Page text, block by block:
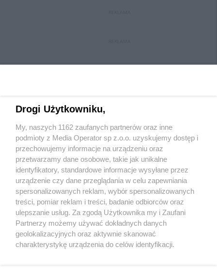
Wydawca mediówlokalnych
Nie zapomnij
zapoznać się z:
polityką prywatności regulamin korzystania z portali
Twojemiasto
Piekary Śląskie
Chorzów
Tarnowskie Góry
Skontakuj sięz nami
Kontakt
Wydawca
Redakcja
Drogi Użytkowniku,
My, naszych 1162 zaufanych partnerów oraz inne
podmioty z Media Operator sp z.o.o. uzyskujemy dostęp i
przechowujemy informacje na urządzeniu oraz
przetwarzamy dane osobowe, takie jak unikalne
identyfikatory, standardowe informacje wysyłane przez
urządzenie czy dane przeglądania w celu zapewniania
spersonalizowanych reklam, wybór spersonalizowanych
treści, pomiar reklam i treści, badanie odbiorców oraz
ulepszanie usług. Za zgodą Użytkownika my i Zaufani
Partnerzy możemy używać dokładnych danych
geolokalizacyjnych oraz aktywnie skanować
charakterystykę urządzenia do celów identyfikacji.